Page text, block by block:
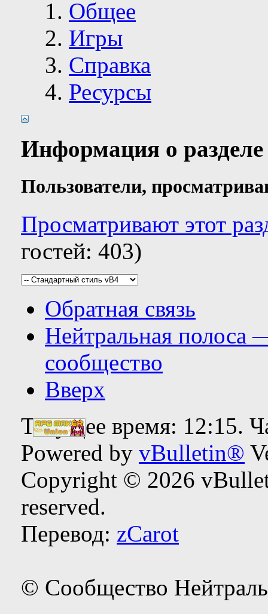
Общее
Игры
Справка
Ресурсы
Информация о
Пользователи,
Просматривают этот
гостей: 403)
Обратная связь
Нейтральная полоса
сообщество
Вверх
Текущее время: 12:15.
Powered by vBulletin®
Copyright © 2026
reserved.
Перевод: zCarot
© Сообщество